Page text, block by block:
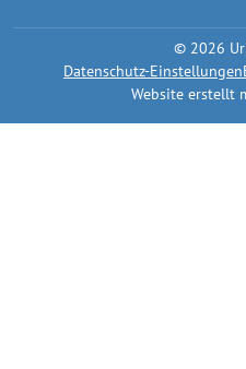
© 2026
Datenschutz-Einstellungen
Website erstellt